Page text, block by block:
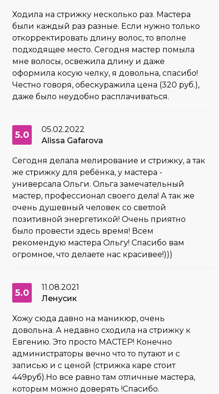
Ходила на стрижку несколько раз. Мастера
были каждый раз разные. Если нужно только
откорректировать длину волос, то вполне
подходящее место. Сегодня мастер помыла
мне волосы, освежила длину и даже
оформила косую челку, я довольна, спасибо!
Честно говоря, обескуражила цена (320 руб.),
даже было неудобно расплачиваться.
5.0
05.02.2022
Alissa Gafarova
Сегодня делала мелирование и стрижку, а так
же стрижку для ребёнка, у мастера -
универсала Ольги. Ольга замечательный
мастер, профессионал своего дела! А так же
очень душевный человек со светлой
позитивной энергетикой! Очень приятно
было провести здесь время! Всем
рекомендую мастера Ольгу! Спасибо вам
огромное, что делаете нас красивее!)))
5.0
11.08.2021
Ленусик
Хожу сюда давно на маникюр, очень
довольна. А недавно сходила на стрижку к
Евгению. Это просто МАСТЕР! Конечно
администраторы вечно что то путают и с
записью и с ценой (стрижка каре стоит
449руб).Но все равно там отличные мастера,
которым можно доверять !Спасибо.